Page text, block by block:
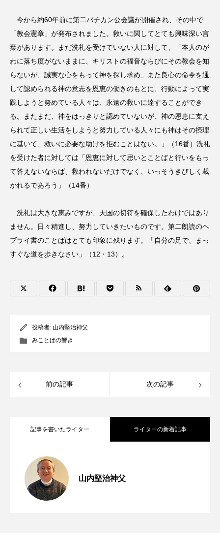
今から約60年前に第二バチカン公会議が開催され、その中で
「教会憲章」が発布されました。救いに関してとても興味深い言
葉があります。まだ洗礼を受けていない人に対して、「本人のが
わに落ち度がないままに、キリストの福音ならびにその教会を知
らないが、誠実な心をもって神を探し求め、また良心の命令を通
して認められる神の意志を恩恵の働きのもとに、行動によって実
践しようと努めている人々は、永遠の救いに達することができ
る。またまだ、神をはっきりと認めていないが、神の恩恵に支え
られて正しい生活をしようと努力している人々にも神はその摂理
に基いて、救いに必要な助けを拒むことはない。」（16番）洗礼
を受けた者に対しては「恩恵に対して思いとことばと行いをもっ
て答えないならば、救われないだけでなく、いっそうきびしく裁
かれるであろう」（14番）
洗礼は大きな恵みですが、天国の切符を確保したわけではあり
ません。日々精進し、努力していきたいものです。第二朗読のヘ
ブライ書のことばはとても印象に残ります。「自分の足で、まっ
すぐな道を歩きなさい」（12・13）。
投稿者: 山内堅治神父
みことばの響き
前の記事 次の記事
記事を書いたライター ライターの新着記事
山内堅治神父
2026.07.31
2026.07.24